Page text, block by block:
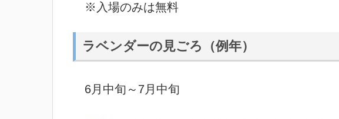
※入場のみは無料
ラベンダーの見ごろ（例年）
6月中旬～7月中旬